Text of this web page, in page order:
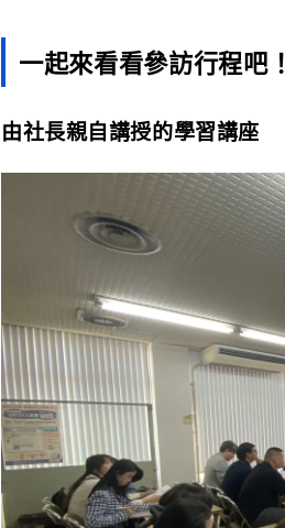
一起來看看參訪行程吧！
由社長親自講授的學習講座